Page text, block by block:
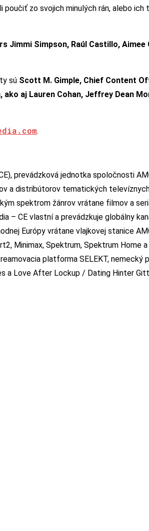
zo svojich minulých rán, alebo ich
Jimmi Simpson, Raúl Castillo, Aimee
sú Scott M. Gimple, Chief Content
aj Lauren Cohan, Jeffrey Dean
.
prevádzková jednotka spoločnosti
a distribútorov tematických
spektrom žánrov vrátane filmov a
– CE vlastní a prevádzkuje globálny
Európy vrátane vlajkovej stanice
Minimax, Spektrum, Spektrum Home
platforma SELEKT, nemecký
a Love After Lockup / Dating Hinter